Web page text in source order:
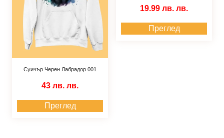
Суичър Черен Лабрадор 001
43 лв. лв.
Преглед
19.99 лв. лв.
Преглед